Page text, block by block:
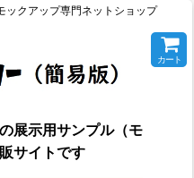
ックアップ専門ネットショップ
展示用サンプル（モ
サイトです
カート